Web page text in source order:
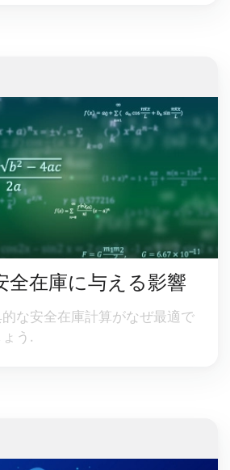
全在庫に与える影響
な安全在庫計算がなぜ最適で
う.